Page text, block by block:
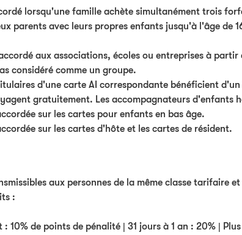
lorsqu'une famille achète simultanément trois
parents avec leurs propres enfants jusqu'à l'âge
aux associations, écoles ou entreprises à
considéré comme un groupe.
d'une carte AI correspondante bénéficient
gratuitement. Les accompagnateurs d'enfants
sur les cartes pour enfants en bas âge.
sur les cartes d'hôte et les cartes de résident.
aux personnes de la même classe tarifaire
:
: 10% de points de pénalité | 31 jours à 1 an : 20% |